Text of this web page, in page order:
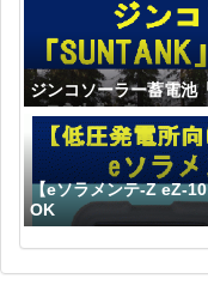
ジンコソーラー蓄電
【eソラメンテ-Z eZ-
OK